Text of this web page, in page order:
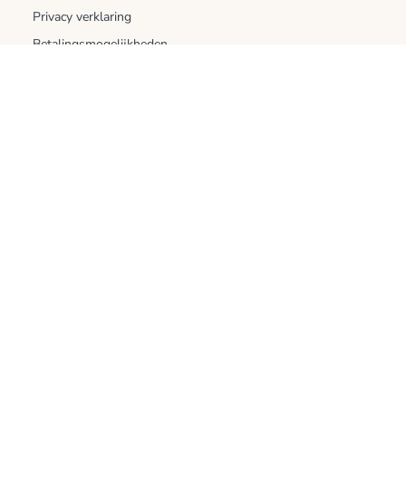
Privacy verklaring
Betalingsmogelijkheden